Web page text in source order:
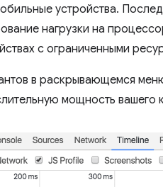
устройства.
нагрузки на
с ограниченными
в раскрывающемся
мощность